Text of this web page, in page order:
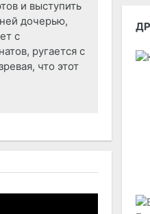
и выступить
дочерью,
с
ругается с
что этот